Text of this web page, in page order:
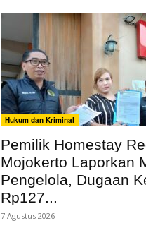
Hukum dan Kriminal
Pemilik Homestay
Mojokerto Laporkan
Pengelola, Dugaan
Rp127...
7 Agustus 2026